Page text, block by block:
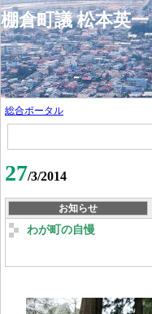
棚倉町議 松本英
総合ポータル
27/3/2014
お知らせ
わが町の自慢